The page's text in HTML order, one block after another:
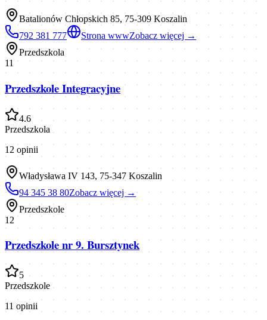
Batalionów Chłopskich 85, 75-309 Koszalin
792 381 777
Strona wwwZobacz więcej →
Przedszkola
11
Przedszkole Integracyjne
4.6
Przedszkola
12 opinii
Władysława IV 143, 75-347 Koszalin
94 345 38 80Zobacz więcej →
Przedszkole
12
Przedszkole nr 9. Bursztynek
5
Przedszkole
11 opinii